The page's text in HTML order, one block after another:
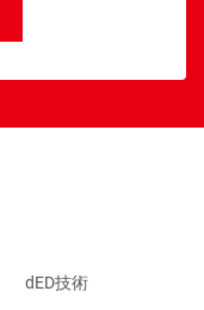
dED技術